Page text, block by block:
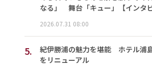
なる」 舞台「キュー」【インタビ
2026.07.31 08:00
5.
紀伊勝浦の魅力を堪能 ホテル浦
をリニューアル